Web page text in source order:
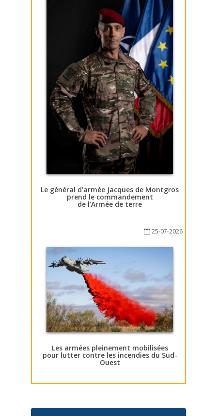
Le général d’armée Jacques de Montgros
prend le commandement
de l’Armée de terre
25-07-2026
Les armées pleinement mobilisées
pour lutter contre les incendies du Sud-
Ouest